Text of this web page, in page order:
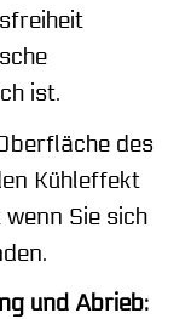
ist.
des
Kühleffekt
Sie sich
und Abrieb: